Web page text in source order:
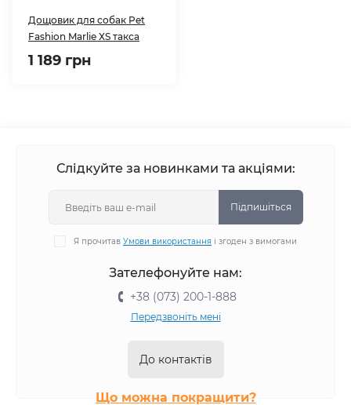
Дощовик для собак Pet
Fashion Marlie ХS такса
1 189 грн
Слідкуйте за новинками та акціями:
Підпишіться
Я прочитав Умови використання і згоден з вимогами
Зателефонуйте нам:
+38 (073) 200-1-888
Передзвоніть мені
До контактів
Що можна покращити?